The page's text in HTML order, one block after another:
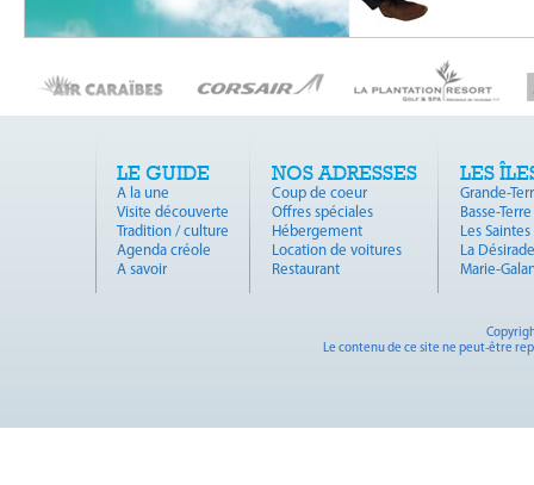
LE GUIDE
A la une
Visite découverte
Tradition / culture
Agenda créole
A savoir
NOS ADRESSES
Coup de coeur
Offres spéciales
Hébergement
Location de voitures
Restaurant
LES
Grande-
Basse-Terre
Les Saintes
La Désirade
Marie-
Le contenu de ce site ne peut-être